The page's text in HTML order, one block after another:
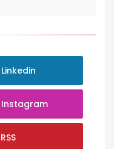
Linkedin
Instagram
RSS